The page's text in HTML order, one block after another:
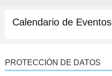
Calendario de Eventos
PROTECCIÓN DE DATOS